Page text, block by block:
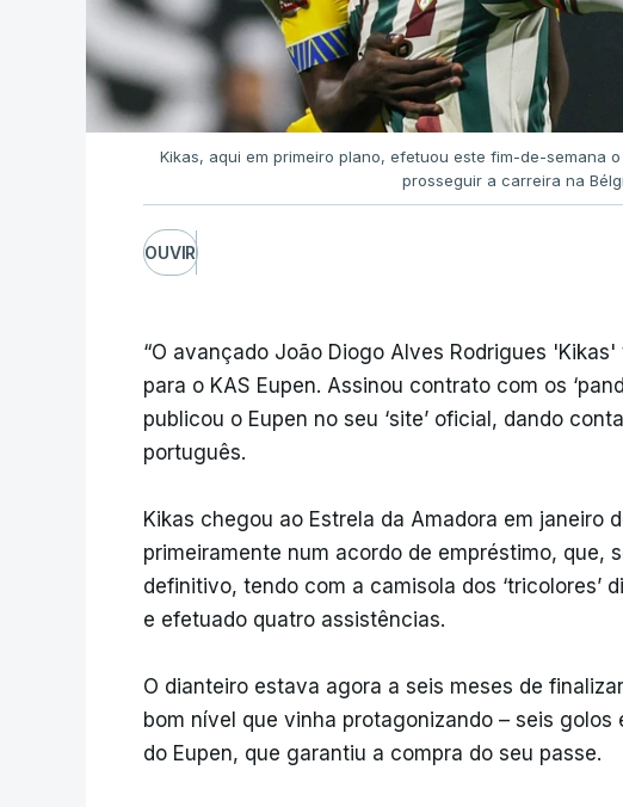
Kikas, aqui em primeiro plano, efetuou este fim-de-semana
prosseguir a carreira na
OUVIR
“O avançado João Diogo Alves Rodrigues
para o KAS Eupen. Assinou contrato com os
publicou o Eupen no seu ‘site’ oficial, dando
português.
Kikas chegou ao Estrela da Amadora em janeiro
primeiramente num acordo de empréstimo, que,
definitivo, tendo com a camisola dos ‘tricolores’
e efetuado quatro assistências.
O dianteiro estava agora a seis meses de
bom nível que vinha protagonizando – seis
do Eupen, que garantiu a compra do seu passe.